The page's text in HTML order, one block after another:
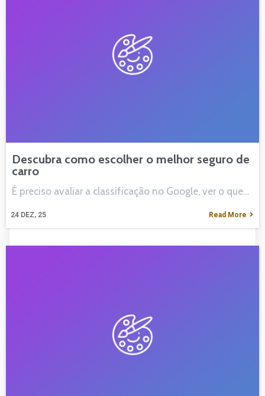
Descubra como escolher o melhor seguro de
carro
24 DEZ, 25
É preciso avaliar a classificação no Google, ver o que…
Read More